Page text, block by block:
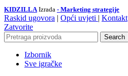
KIDZILLA Izrada - Marketing strategije
Raskid ugovora | Opći uvjeti | Kontakt
Zatvorite
Search
Izbornik
Sve igračke